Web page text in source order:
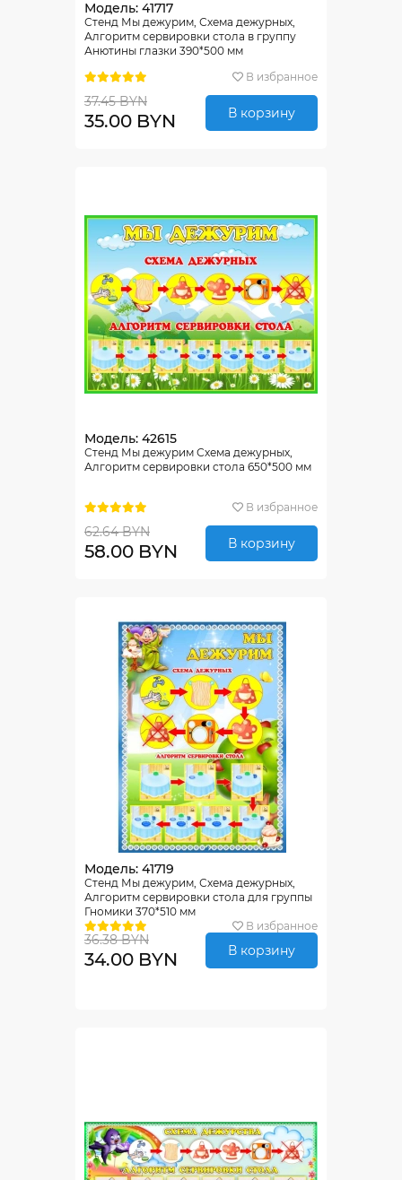
Модель: 41717
Стенд Мы дежурим, Схема дежурных,
Алгоритм сервировки стола в группу
Анютины глазки 390*500 мм
В избранное
37.45 BYN
35.00 BYN В корзину
Модель: 42615
Стенд Мы дежурим Схема дежурных,
Алгоритм сервировки стола 650*500 мм
В избранное
62.64 BYN
58.00 BYN В корзину
Модель: 41719
Стенд Мы дежурим, Схема дежурных,
Алгоритм сервировки стола для группы
Гномики 370*510 мм
В избранное
36.38 BYN
34.00 BYN В корзину